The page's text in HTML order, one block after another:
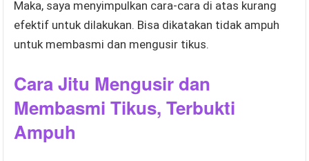
Maka, saya menyimpulkan cara-cara di atas kurang
efektif untuk dilakukan. Bisa dikatakan tidak ampuh
untuk membasmi dan mengusir tikus.
Cara Jitu Mengusir dan
Membasmi Tikus, Terbukti
Ampuh